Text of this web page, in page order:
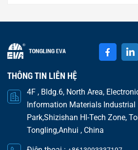
THÔNG TIN LIÊN HỆ
4F , Bldg.6, North Area,
Information Materials Industrial
Park,Shizishan Hl-Tech Zone,
Tongling,Anhui , China